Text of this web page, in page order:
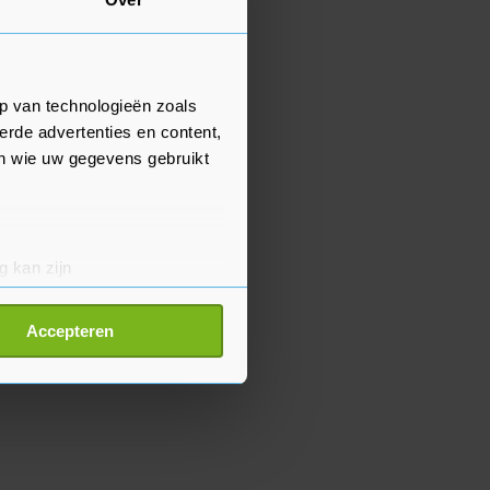
van technologieën zoals
advertenties en content,
wie uw gegevens gebruikt
kan zijn
detailgedeelte
Accepteren